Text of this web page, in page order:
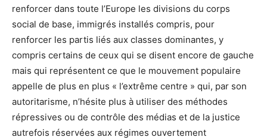
renforcer dans toute l’Europe les divisions du corps
social de base, immigrés installés compris, pour
renforcer les partis liés aux classes dominantes, y
compris certains de ceux qui se disent encore de gauche
mais qui représentent ce que le mouvement populaire
appelle de plus en plus « l’extrême centre » qui, par son
autoritarisme, n’hésite plus à utiliser des méthodes
répressives ou de contrôle des médias et de la justice
autrefois réservées aux régimes ouvertement